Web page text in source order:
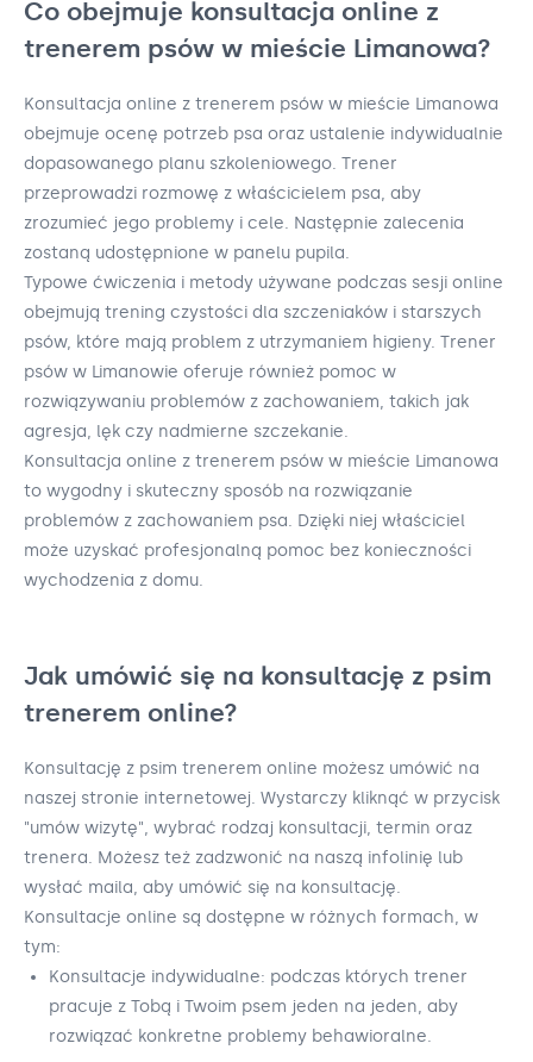
Co obejmuje konsultacja online z
trenerem psów w mieście Limanowa?
Konsultacja online z trenerem psów w mieście Limanowa
obejmuje ocenę potrzeb psa oraz ustalenie indywidualnie
dopasowanego planu szkoleniowego. Trener
przeprowadzi rozmowę z właścicielem psa, aby
zrozumieć jego problemy i cele. Następnie zalecenia
zostaną udostępnione w panelu pupila.
Typowe ćwiczenia i metody używane podczas sesji online
obejmują trening czystości dla szczeniaków i starszych
psów, które mają problem z utrzymaniem higieny. Trener
psów w Limanowie oferuje również pomoc w
rozwiązywaniu problemów z zachowaniem, takich jak
agresja, lęk czy nadmierne szczekanie.
Konsultacja online z trenerem psów w mieście Limanowa
to wygodny i skuteczny sposób na rozwiązanie
problemów z zachowaniem psa. Dzięki niej właściciel
może uzyskać profesjonalną pomoc bez konieczności
wychodzenia z domu.
Jak umówić się na konsultację z psim
trenerem online?
Konsultację z psim trenerem online możesz umówić na
naszej stronie internetowej. Wystarczy kliknąć w przycisk
"umów wizytę", wybrać rodzaj konsultacji, termin oraz
trenera. Możesz też zadzwonić na naszą infolinię lub
wysłać maila, aby umówić się na konsultację.
Konsultacje online są dostępne w różnych formach, w
tym:
Konsultacje indywidualne: podczas których trener
pracuje z Tobą i Twoim psem jeden na jeden, aby
rozwiązać konkretne problemy behawioralne.